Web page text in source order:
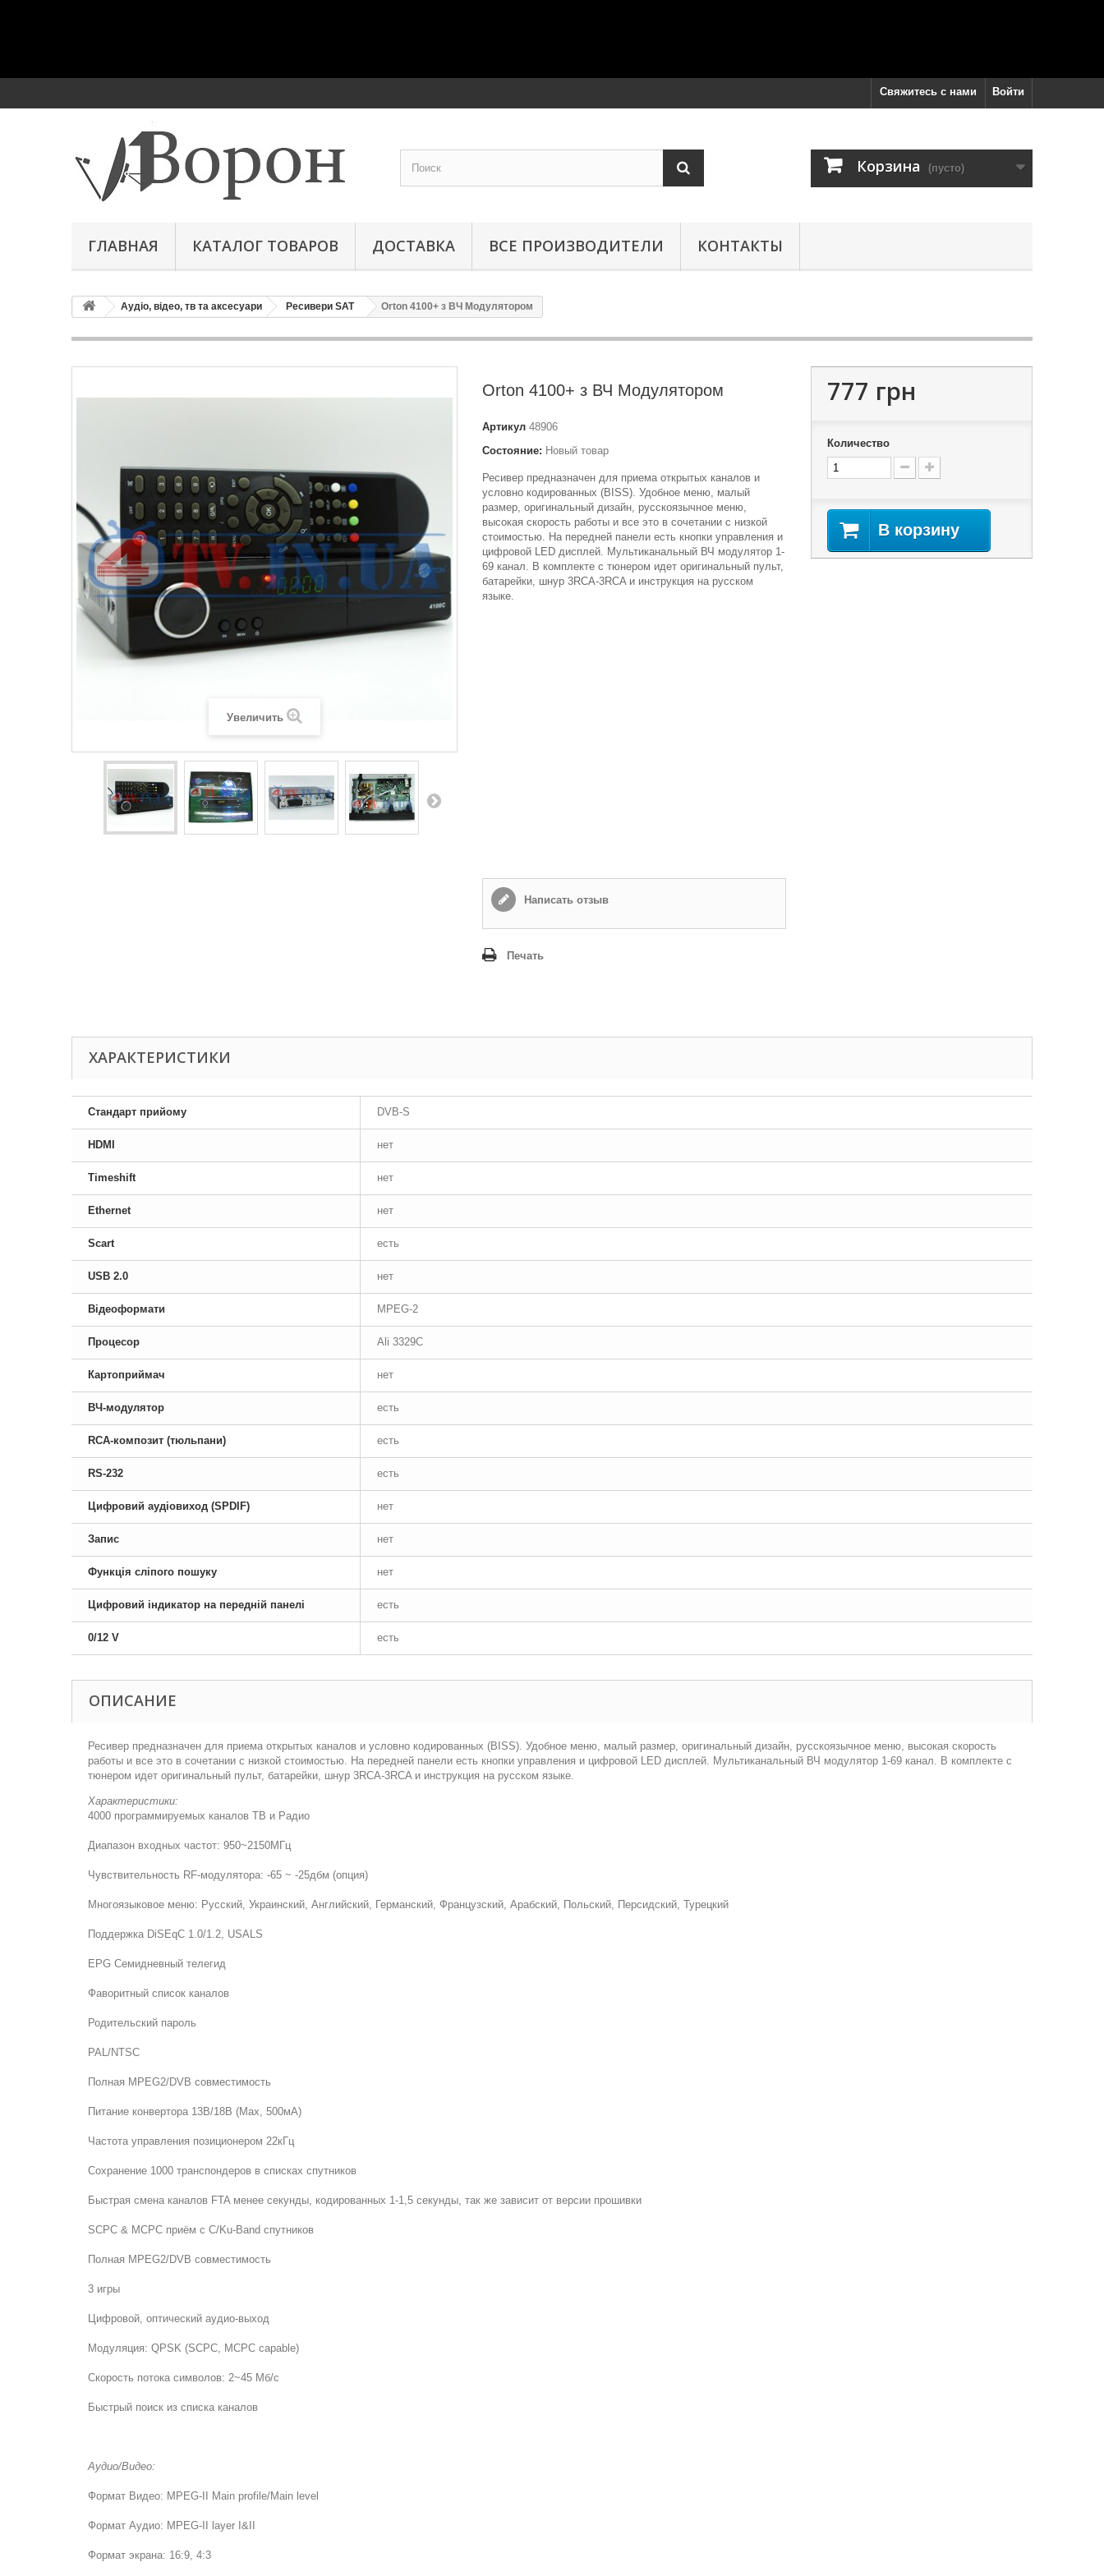
Войти
Свяжитесь с нами
Корзина (пусто)
ГЛАВНАЯ КАТАЛОГ ТОВАРОВ ДОСТАВКА ВСЕ ПРОИЗВОДИТЕЛИ КОНТАКТЫ
Аудіо, відео, тв та аксесуари Ресивери SAT Orton 4100+ з ВЧ Модулятором
Увеличить
Orton 4100+ з ВЧ Модулятором
Артикул 48906
Состояние: Новый товар
Ресивер предназначен для приема открытых каналов и
условно кодированных (BISS). Удобное меню, малый
размер, оригинальный дизайн, русскоязычное меню,
высокая скорость работы и все это в сочетании с низкой
стоимостью. На передней панели есть кнопки управления и
цифровой LED дисплей. Мультиканальный ВЧ модулятор 1-
69 канал. В комплекте с тюнером идет оригинальный пульт,
батарейки, шнур 3RCA-3RCA и инструкция на русском
языке.
Написать отзыв
Печать
777 грн
Количество
В корзину
ХАРАКТЕРИСТИКИ
Стандарт прийому DVB-S
HDMI нет
Timeshift нет
Ethernet нет
Scart есть
USB 2.0 нет
Відеоформати MPEG-2
Процесор Ali 3329C
Картоприймач нет
ВЧ-модулятор есть
RCA-композит (тюльпани) есть
RS-232 есть
Цифровий аудіовиход (SPDIF) нет
Запис нет
Функція сліпого пошуку нет
Цифровий індикатор на передній панелі есть
0/12 V есть
ОПИСАНИЕ
Ресивер предназначен для приема открытых каналов и условно кодированных (BISS). Удобное меню, малый размер, оригинальный дизайн, русскоязычное меню, высокая скорость
работы и все это в сочетании с низкой стоимостью. На передней панели есть кнопки управления и цифровой LED дисплей. Мультиканальный ВЧ модулятор 1-69 канал. В комплекте с
тюнером идет оригинальный пульт, батарейки, шнур 3RCA-3RCA и инструкция на русском языке.
Характеристики:
4000 программируемых каналов ТВ и Радио
Диапазон входных частот: 950~2150МГц
Чувствительность RF-модулятора: -65 ~ -25дбм (опция)
Многоязыковое меню: Русский, Украинский, Английский, Германский, Французский, Арабский, Польский, Персидский, Турецкий
Поддержка DiSEqC 1.0/1.2, USALS
EPG Семидневный телегид
Фаворитный список каналов
Родительский пароль
PAL/NTSC
Полная MPEG2/DVB совместимость
Питание конвертора 13В/18В (Мax, 500мА)
Частота управления позиционером 22кГц
Сохранение 1000 транспондеров в списках спутников
Быстрая смена каналов FTA менее секунды, кодированных 1-1,5 секунды, так же зависит от версии прошивки
SCPC & MCPC приём с C/Ku-Band спутников
Полная MPEG2/DVB совместимость
3 игры
Цифровой, оптический аудио-выход
Модуляция: QPSK (SCPC, MCPC capable)
Скорость потока символов: 2~45 Мб/с
Быстрый поиск из списка каналов
Аудио/Видео:
Формат Видео: MPEG-II Main profile/Main level
Формат Аудио: MPEG-II layer I&II
Формат экрана: 16:9, 4:3